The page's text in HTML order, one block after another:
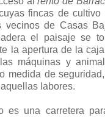
fincas de cultivo
vecinos de Casas
el paisaje se
la apertura de la
máquinas y
medida de
labores.
es una carretera